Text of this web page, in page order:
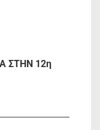
ΣΤΗΝ 12η